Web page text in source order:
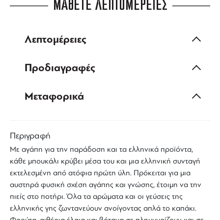
ΜΑΘΕΤΕ ΛΕΠΤΟΜΕΡΕΙΕΣ
Λεπτομέρειες
Προδιαγραφές
Μεταφορικά
Περιγραφή
Με αγάπη για την παράδοση και τα ελληνικά προϊόντα,
κάθε μπουκάλι κρύβει μέσα του και μια ελληνική συνταγή
εκτελεσμένη από ατόφια πρώτη ύλη. Πρόκειται για μια
αυστηρά φυσική σχέση αγάπης και γνώσης, έτοιμη να την
πιείς στο ποτήρι. Όλα τα αρώματα και οι γεύσεις της
ελληνικής γης ζωντανεύουν ανοίγοντας απλά το καπάκι.